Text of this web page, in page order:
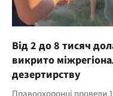
Від 2 до 8 тисяч
викрито
дезертирству